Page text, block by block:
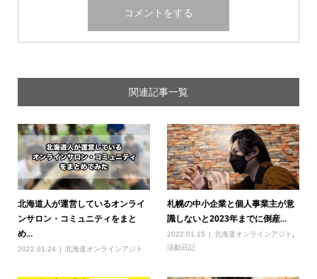
関連記事一覧
北海道人が運営しているオンライ
ンサロン・コミュニティをまと
め...
2022.01.24 北海道オンラインアジト
札幌の中小企業と個人事業主が意
識しないと2023年までに倒産...
2022.01.15 北海道オンラインアジト
活動日記